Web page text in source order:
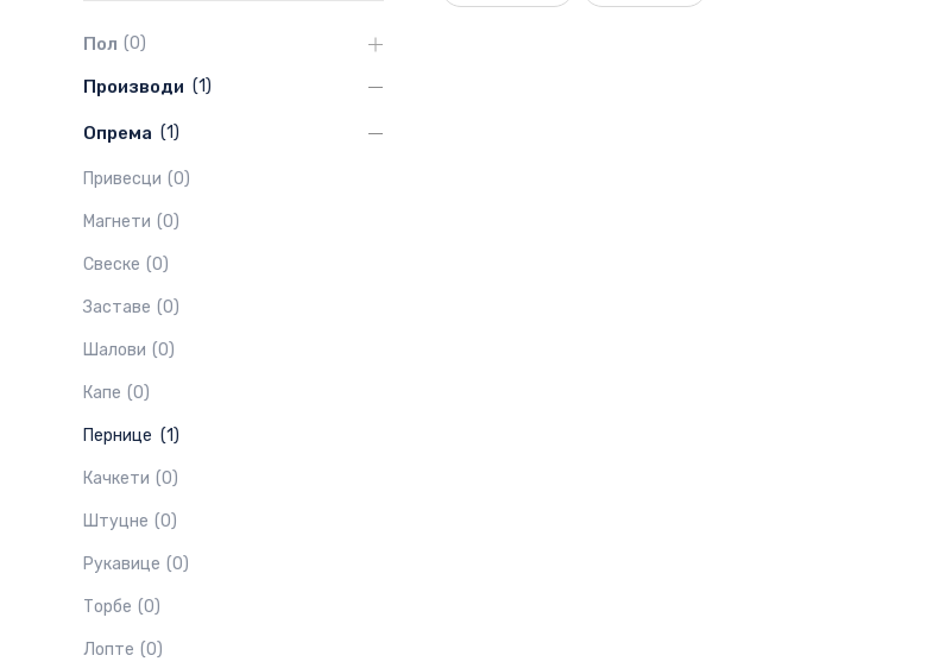
Пол (0)
Производи (1)
Опрема (1)
Привесци (0)
Магнети (0)
Свеске (0)
Заставе (0)
Шалови (0)
Капе (0)
Пернице (1)
Качкети (0)
Штуцне (0)
Рукавице (0)
Торбе (0)
Лопте (0)